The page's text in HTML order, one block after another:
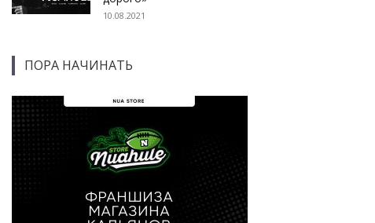
10.08.2021
ПОРА НАЧИНАТЬ